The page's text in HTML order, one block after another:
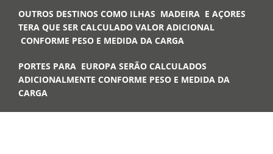
OUTROS DESTINOS COMO ILHAS MADEIRA E AÇORES
TERA QUE SER CALCULADO VALOR ADICIONAL
CONFORME PESO E MEDIDA DA CARGA
PORTES PARA EUROPA SERÃO CALCULADOS
ADICIONALMENTE CONFORME PESO E MEDIDA DA
CARGA